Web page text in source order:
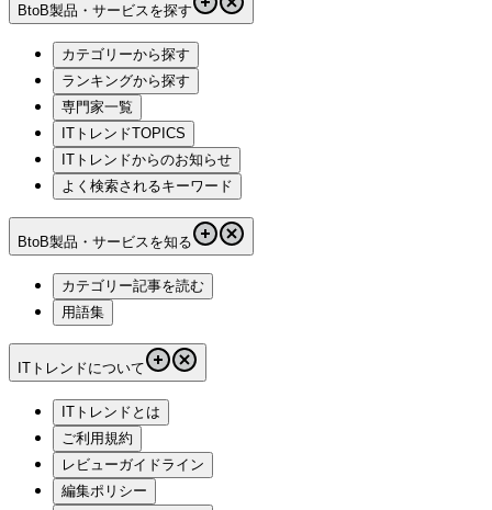
BtoB製品・サービスを探す
カテゴリーから探す
ランキングから探す
専門家一覧
ITトレンドTOPICS
ITトレンドからのお知らせ
よく検索されるキーワード
BtoB製品・サービスを知る
カテゴリー記事を読む
用語集
ITトレンドについて
ITトレンドとは
ご利用規約
レビューガイドライン
編集ポリシー